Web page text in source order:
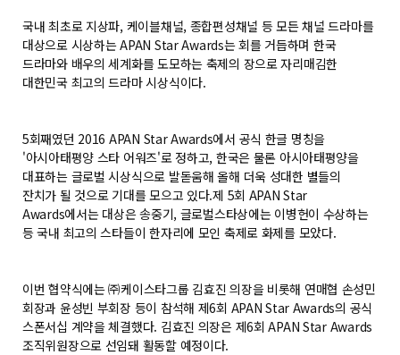
국내 최초로 지상파, 케이블채널, 종합편성채널 등 모든 채널 드라마를
대상으로 시상하는 APAN Star Awards는 회를 거듭하며 한국
드라마와 배우의 세계화를 도모하는 축제의 장으로 자리매김한
대한민국 최고의 드라마 시상식이다.
5회째였던 2016 APAN Star Awards에서 공식 한글 명칭을
'아시아태평양 스타 어워즈'로 정하고, 한국은 물론 아시아태평양을
대표하는 글로벌 시상식으로 발돋움해 올해 더욱 성대한 별들의
잔치가 될 것으로 기대를 모으고 있다.제 5회 APAN Star
Awards에서는 대상은 송중기, 글로벌스타상에는 이병헌이 수상하는
등 국내 최고의 스타들이 한자리에 모인 축제로 화제를 모았다.
이번 협약식에는 ㈜케이스타그룹 김효진 의장을 비롯해 연매협 손성민
회장과 윤성빈 부회장 등이 참석해 제6회 APAN Star Awards의 공식
스폰서십 계약을 체결했다. 김효진 의장은 제6회 APAN Star Awards
조직위원장으로 선임돼 활동할 예정이다.